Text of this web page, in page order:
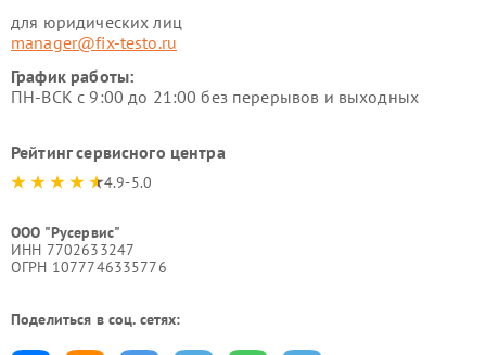
для юридических лиц
manager@fix-testo.ru
График работы:
ПН-ВСК с 9:00 до 21:00 без перерывов и выходных
Рейтинг сервисного центра
4.9-5.0
ООО "Русервис"
ИНН 7702633247
ОГРН 1077746335776
Поделиться в соц. сетях: